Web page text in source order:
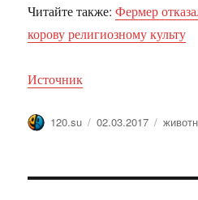
Читайте также:Фермер
корову религиозному культу
Источник
Автор
120.su Опубликовано
02.03.2017 Метки